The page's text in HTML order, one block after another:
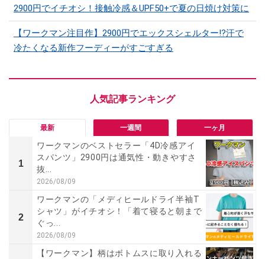
2900円でイチオシ！接触冷感＆UPF50+で夏の日焼け対策に
【ワークマン注目作】2900円でエックスシェルター!?汗で
冷たくなる新作フーディーがすごすぎる
最新 一週間 一ヶ月
1
ワークマンのベストセラー「4D冷感アイ
スパンツ」2900円は通気性・動きやすさ
抜...
2026/08/09
2
ワークマンの「メディヒールドライ半袖T
シャツ」がイチオシ！「着て寝ると朝まで
ぐっ...
2026/08/09
【ワークマン】柄はボトムスに取り入れる